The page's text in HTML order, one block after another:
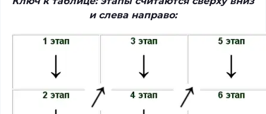
и слева направо: